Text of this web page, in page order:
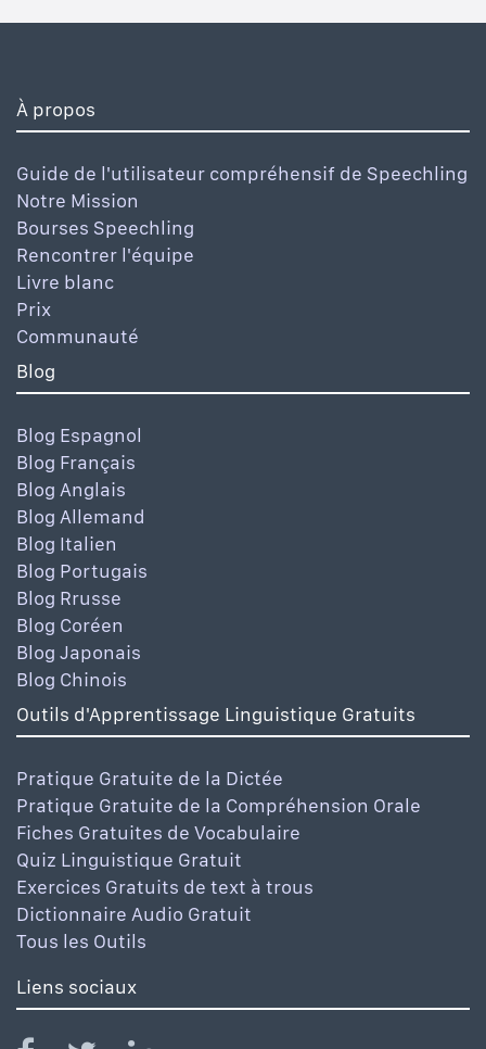
À propos
Guide de l'utilisateur compréhensif de Speechling
Notre Mission
Bourses Speechling
Rencontrer l'équipe
Livre blanc
Prix
Communauté
Blog
Blog Espagnol
Blog Français
Blog Anglais
Blog Allemand
Blog Italien
Blog Portugais
Blog Rrusse
Blog Coréen
Blog Japonais
Blog Chinois
Outils d'Apprentissage Linguistique Gratuits
Pratique Gratuite de la Dictée
Pratique Gratuite de la Compréhension Orale
Fiches Gratuites de Vocabulaire
Quiz Linguistique Gratuit
Exercices Gratuits de text à trous
Dictionnaire Audio Gratuit
Tous les Outils
Liens sociaux